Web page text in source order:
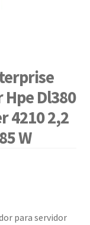
Hpe Dl380
4210 2,2
W
para servidor